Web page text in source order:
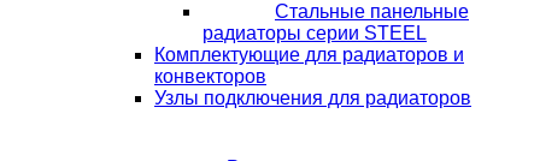
Стальные панельные
радиаторы серии STEEL
Комплектующие для радиаторов и
конвекторов
Узлы подключения для радиаторов